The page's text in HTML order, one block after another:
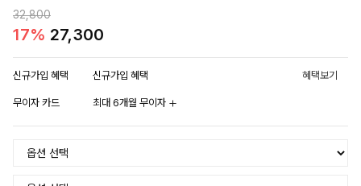
32,800
17% 27,300
신규가입 혜택 신규가입 혜택 혜택보기
무이자 카드 최대 6개월 무이자